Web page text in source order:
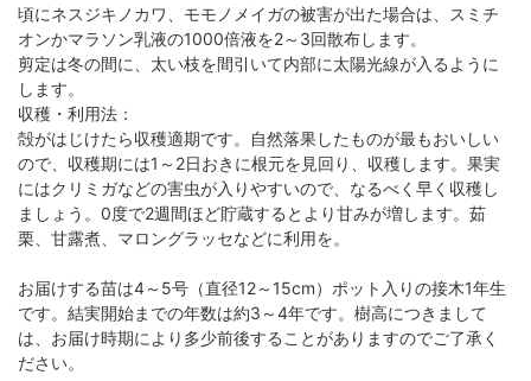
頃にネスジキノカワ、モモノメイガの被害が出た場合は、スミチ
オンかマラソン乳液の1000倍液を2～3回散布します。
剪定は冬の間に、太い枝を間引いて内部に太陽光線が入るように
します。
収穫・利用法：
殻がはじけたら収穫適期です。自然落果したものが最もおいしい
ので、収穫期には1～2日おきに根元を見回り、収穫します。果実
にはクリミガなどの害虫が入りやすいので、なるべく早く収穫し
ましょう。0度で2週間ほど貯蔵するとより甘みが増します。茹
栗、甘露煮、マロングラッセなどに利用を。
お届けする苗は4～5号（直径12～15cm）ポット入りの接木1年生
です。結実開始までの年数は約3～4年です。樹高につきまして
は、お届け時期により多少前後することがありますのでご了承く
ださい。